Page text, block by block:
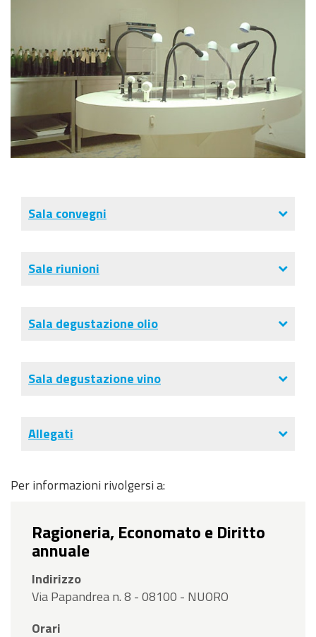
Sala convegni
Sale riunioni
Sala degustazione olio
Sala degustazione vino
Allegati
Per informazioni rivolgersi a:
Ragioneria, Economato e Diritto
annuale
Indirizzo
Via Papandrea n. 8 - 08100 - NUORO
Orari